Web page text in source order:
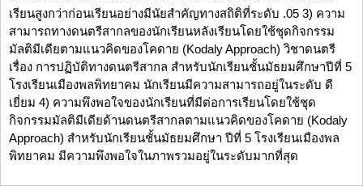
เรียนสูงกว่าก่อนเรียนอย่างมีนัยสำคัญทางสถิติที่ระดับ .05 3) ความ
สามารถทางดนตรีสากลของนักเรียนหลังเรียนโดยใช้ชุดกิจกรรม
มัลติมีเดียตามแนวคิดของโคดาย (Kodaly Approach) วิชาดนตรี
เรื่อง การปฏิบัติทางดนตรีสากล สำหรับนักเรียนชั้นมัธยมศึกษาปีที่ 5
โรงเรียนเมืองพลพิทยาคม นักเรียนมีความสามารถอยู่ในระดับ ดี
เยี่ยม 4) ความพึงพอใจของนักเรียนที่มีต่อการเรียนโดยใช้ชุด
กิจกรรมมัลติมีเดียด้านดนตรีสากลตามแนวคิดของโคดาย (Kodaly
Approach) สำหรับนักเรียนชั้นมัธยมศึกษา ปีที่ 5 โรงเรียนเมืองพล
พิทยาคม มีความพึงพอใจในภาพรวมอยู่ในระดับมากที่สุด